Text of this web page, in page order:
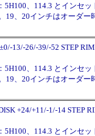
、114.3 とインセッ
19、20インチはオーダー
13/-26/-39/-52 STEP
、114.3 とインセッ
19、20インチはオーダー
+24/+11/-1/-14 STEP
、114.3 とインセッ